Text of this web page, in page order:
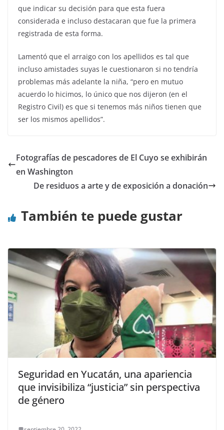
que indicar su decisión para que esta fuera
considerada e incluso destacaran que fue la primera
registrada de esta forma.
Lamentó que el arraigo con los apellidos es tal que
incluso amistades suyas le cuestionaron si no tendría
problemas más adelante la niña, “pero en mutuo
acuerdo lo hicimos, lo único que nos dijeron (en el
Registro Civil) es que si tenemos más niños tienen que
ser los mismos apellidos”.
Fotografías de pescadores de El Cuyo se exhibirán
en Washington
De residuos a arte y de exposición a donación
También te puede gustar
Seguridad en Yucatán, una apariencia
que invisibiliza “justicia” sin perspectiva
de género